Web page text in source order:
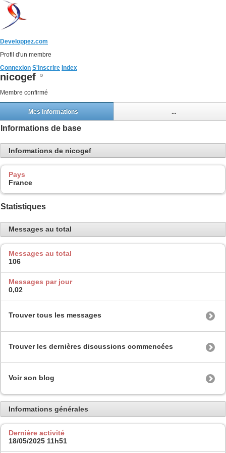
Developpez.com
Profil d'un membre
Connexion S'inscrire Index
nicogef
Membre confirmé
Mes informations ...
Informations de base
Informations de nicogef
Pays
France
Statistiques
Messages au total
Messages au total
106
Messages par jour
0,02
Trouver tous les messages
Trouver les dernières discussions commencées
Voir son blog
Informations générales
Dernière activité
18/05/2025 11h51